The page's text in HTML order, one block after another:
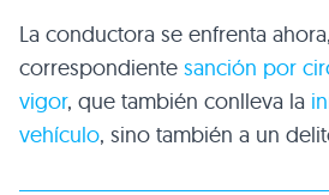
La conductora se enfrenta
correspondiente sanción por
vigor, que también conlleva la
vehículo, sino también a un